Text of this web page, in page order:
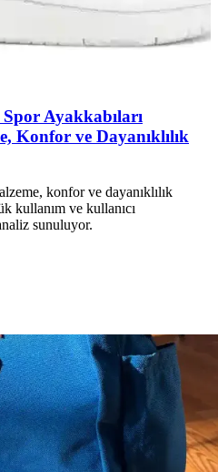
Ayakkabıları
Konfor ve Dayanıklılık
konfor ve dayanıklılık
kullanım ve kullanıcı
sunuluyor.